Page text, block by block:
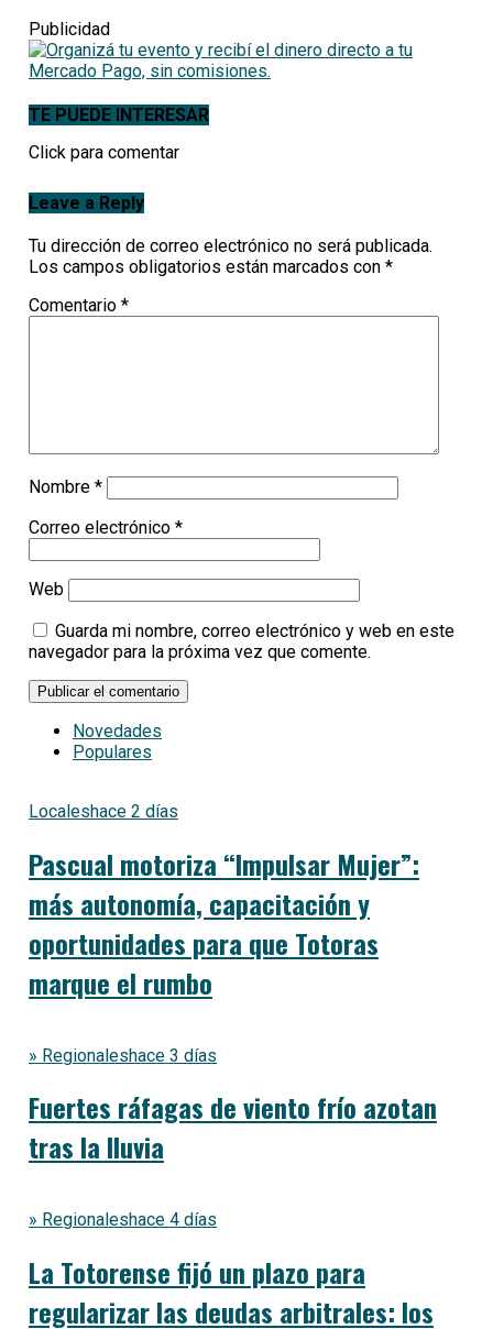
Publicidad
TE PUEDE INTERESAR
Click para comentar
Leave a Reply
Tu dirección de correo electrónico no será publicada.
Los campos obligatorios están marcados con *
Comentario *
Nombre *
Correo electrónico *
Web
Guarda mi nombre, correo electrónico y web en este
navegador para la próxima vez que comente.
Novedades
Populares
Localeshace 2 días
Pascual motoriza “Impulsar Mujer”:
más autonomía, capacitación y
oportunidades para que Totoras
marque el rumbo
» Regionaleshace 3 días
Fuertes ráfagas de viento frío azotan
tras la lluvia
» Regionaleshace 4 días
La Totorense fijó un plazo para
regularizar las deudas arbitrales: los